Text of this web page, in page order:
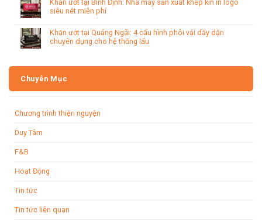
Khăn ướt tại Bình Định: Nhà máy sản xuất khép kín in logo
siêu nét miễn phí
Khăn ướt tại Quảng Ngãi: 4 cấu hình phôi vải dầy dặn
chuyên dụng cho hệ thống lẩu
Chuyên Mục
Chương trình thiện nguyện
Duy Tâm
F&B
Hoạt Động
Tin tức
Tin tức liên quan